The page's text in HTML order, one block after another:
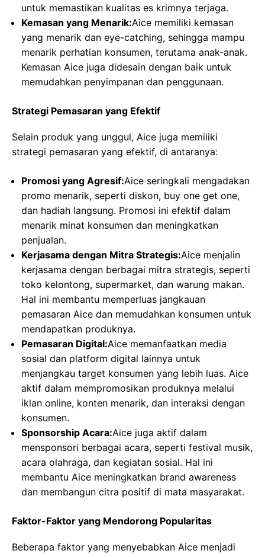
untuk memastikan kualitas es krimnya terjaga.
Kemasan yang Menarik:Aice memiliki kemasan
yang menarik dan eye-catching, sehingga mampu
menarik perhatian konsumen, terutama anak-anak.
Kemasan Aice juga didesain dengan baik untuk
memudahkan penyimpanan dan penggunaan.
Strategi Pemasaran yang Efektif
Selain produk yang unggul, Aice juga memiliki
strategi pemasaran yang efektif, di antaranya:
Promosi yang Agresif:Aice seringkali mengadakan
promo menarik, seperti diskon, buy one get one,
dan hadiah langsung. Promosi ini efektif dalam
menarik minat konsumen dan meningkatkan
penjualan.
Kerjasama dengan Mitra Strategis:Aice menjalin
kerjasama dengan berbagai mitra strategis, seperti
toko kelontong, supermarket, dan warung makan.
Hal ini membantu memperluas jangkauan
pemasaran Aice dan memudahkan konsumen untuk
mendapatkan produknya.
Pemasaran Digital:Aice memanfaatkan media
sosial dan platform digital lainnya untuk
menjangkau target konsumen yang lebih luas. Aice
aktif dalam mempromosikan produknya melalui
iklan online, konten menarik, dan interaksi dengan
konsumen.
Sponsorship Acara:Aice juga aktif dalam
mensponsori berbagai acara, seperti festival musik,
acara olahraga, dan kegiatan sosial. Hal ini
membantu Aice meningkatkan brand awareness
dan membangun citra positif di mata masyarakat.
Faktor-Faktor yang Mendorong Popularitas
Beberapa faktor yang menyebabkan Aice menjadi